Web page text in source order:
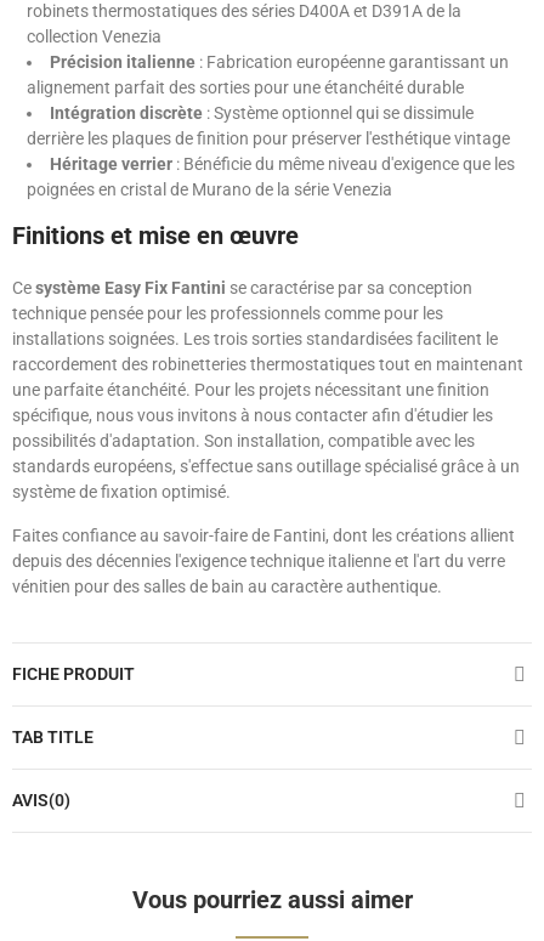
robinets thermostatiques des séries D400A et D391A de la
collection Venezia
Précision italienne : Fabrication européenne garantissant un
alignement parfait des sorties pour une étanchéité durable
Intégration discrète : Système optionnel qui se dissimule
derrière les plaques de finition pour préserver l'esthétique vintage
Héritage verrier : Bénéficie du même niveau d'exigence que les
poignées en cristal de Murano de la série Venezia
Finitions et mise en œuvre
Cesystème Easy Fix Fantini se caractérise par sa conception
technique pensée pour les professionnels comme pour les
installations soignées. Les trois sorties standardisées facilitent le
raccordement des robinetteries thermostatiques tout en maintenant
une parfaite étanchéité. Pour les projets nécessitant une finition
spécifique, nous vous invitons à nous contacter afin d'étudier les
possibilités d'adaptation. Son installation, compatible avec les
standards européens, s'effectue sans outillage spécialisé grâce à un
système de fixation optimisé.
Faites confiance au savoir-faire de Fantini, dont les créations allient
depuis des décennies l'exigence technique italienne et l'art du verre
vénitien pour des salles de bain au caractère authentique.
FICHE PRODUIT
TAB TITLE
AVIS(0)
Vous pourriez aussi aimer